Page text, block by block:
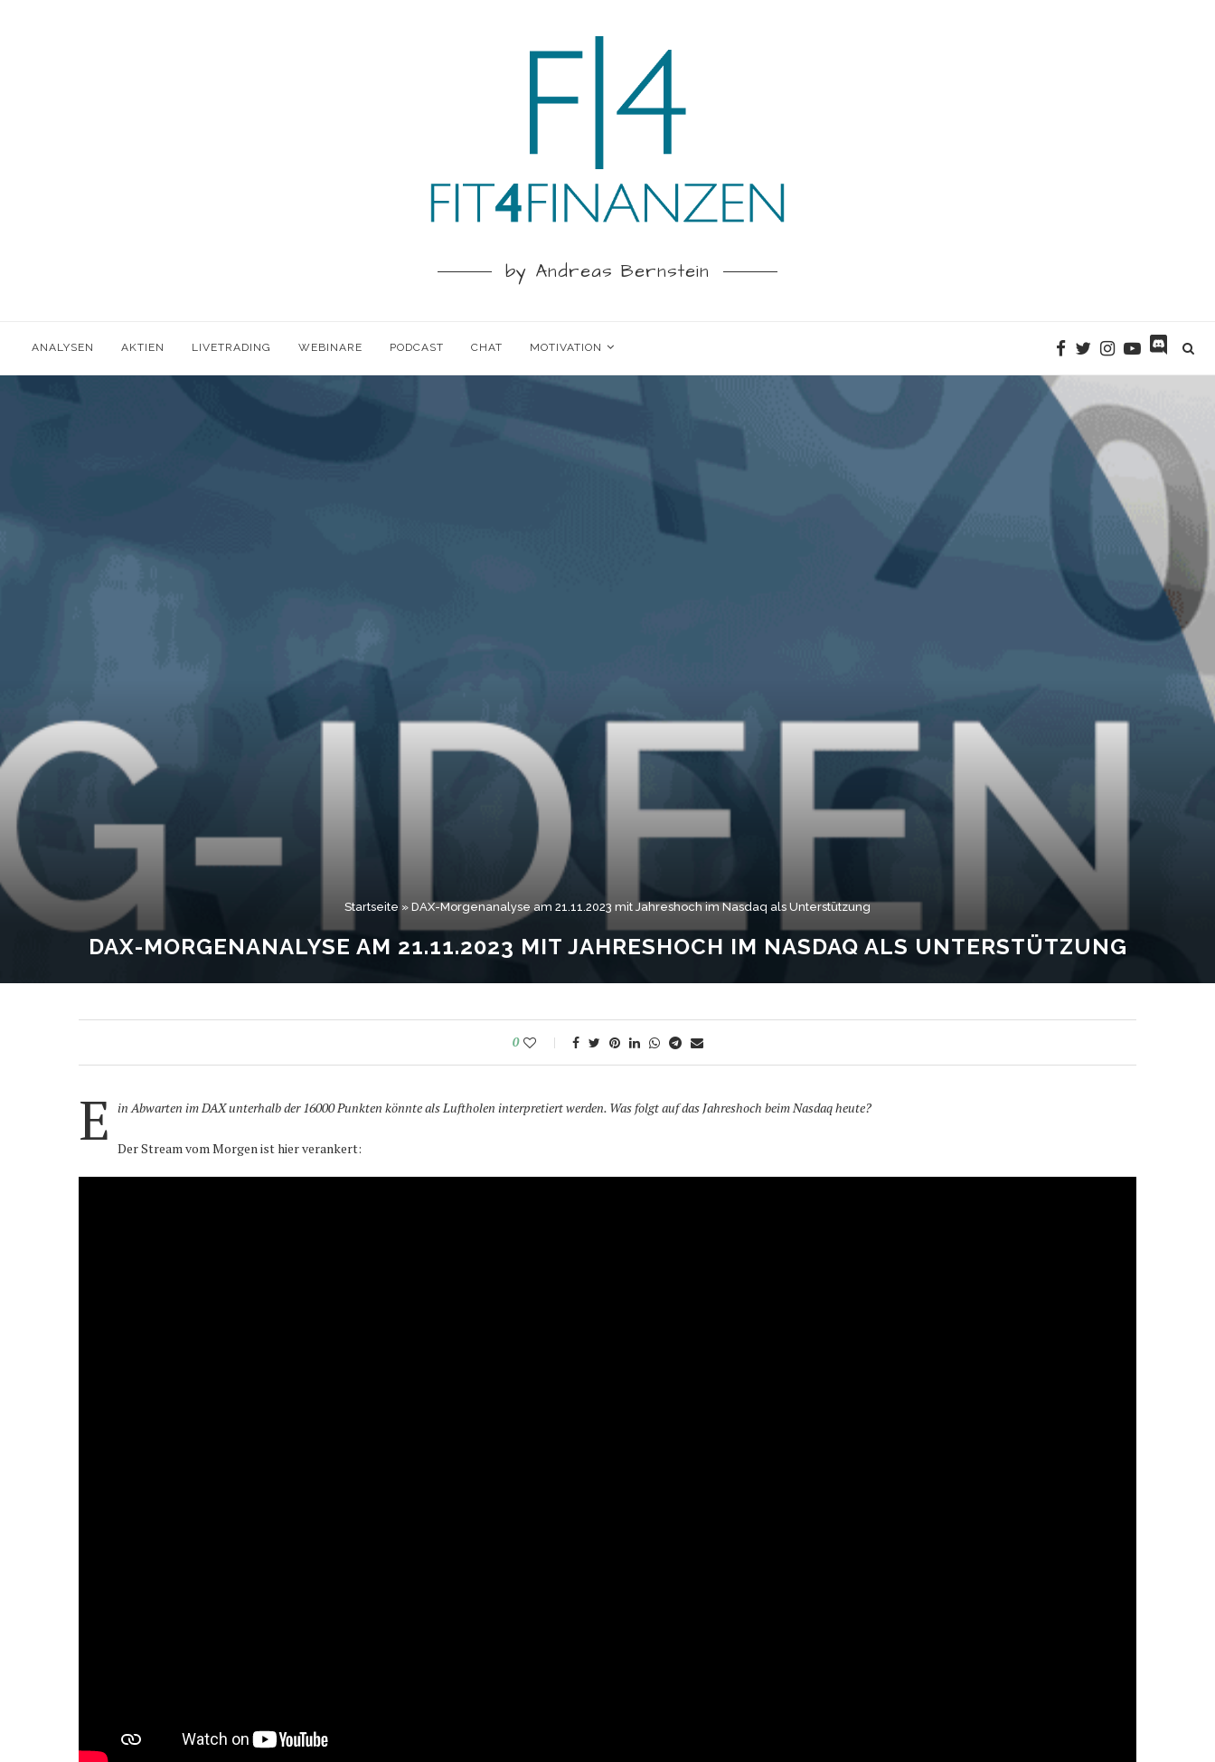
by Andreas Bernstein
ANALYSEN AKTIEN LIVETRADING WEBINARE PODCAST CHAT MOTIVATION
Startseite » DAX-Morgenanalyse am 21.11.2023 mit Jahreshoch im Nasdaq als Unterstützung
DAX-MORGENANALYSE AM 21.11.2023 MIT JAHRESHOCH IM NASDAQ ALS UNTERSTÜTZUNG
0
E in Abwarten im DAX unterhalb der 16000 Punkten könnte als Luftholen interpretiert werden. Was folgt auf das Jahreshoch beim Nasdaq heute?
Der Stream vom Morgen ist hier verankert: